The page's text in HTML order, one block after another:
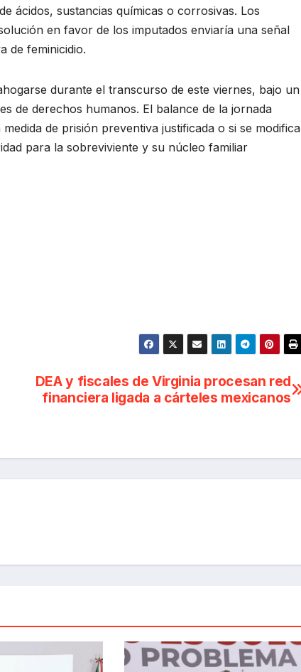
ácidos, sustancias químicas o corrosivas. Los
en favor de los imputados enviaría una señal
de feminicidio.
durante el transcurso de este viernes, bajo un
de derechos humanos. El balance de la jornada
de prisión preventiva justificada o si se modifica
para la sobreviviente y su núcleo familiar
DEA y fiscales de Virginia procesan red
financiera ligada a cárteles mexicanos